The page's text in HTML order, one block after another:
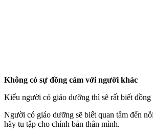
Không có sự đồng cảm với người khác
Kiểu người có giáo dưỡng thì sẽ rất biết
Người có giáo dưỡng sẽ biết quan tâm đến
hãy tu tập cho chính bản thân mình.